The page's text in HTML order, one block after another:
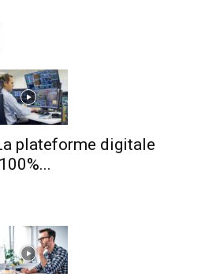
plateforme digitale